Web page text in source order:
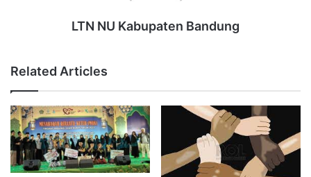
LTN NU Kabupaten Bandung
Related Articles